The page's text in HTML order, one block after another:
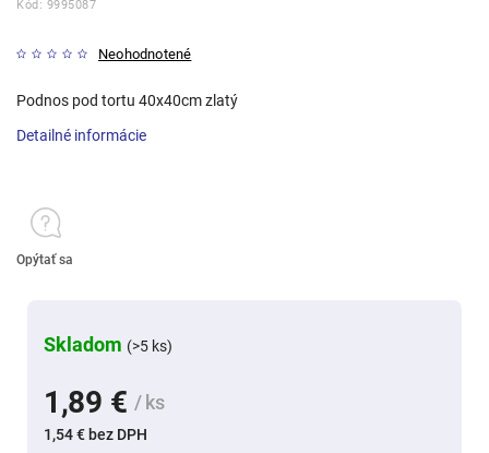
Kód: 9995087
Neohodnotené
1,89 € / ks
1,54 € bez DPH
Skladom (>5 ks)
Podnos pod tortu 40x40cm zlatý
Detailné informácie
Opýtať sa